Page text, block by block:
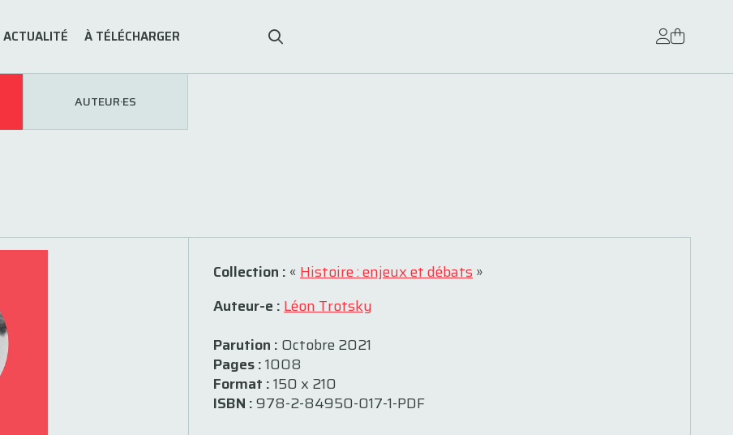
ACTUALITÉ À TÉLÉCHARGER
AUTEUR·ES
Collection : « Histoire : enjeux et débats»
Auteur-e :Léon Trotsky
Parution : Octobre 2021
Pages :1008
Format :150 x 210
ISBN :978-2-84950-017-1-PDF